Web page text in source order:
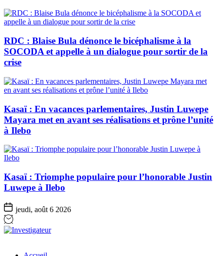
RDC : Blaise Bula dénonce le bicéphalisme à la
SOCODA et appelle à un dialogue pour sortir de la
crise
Kasaï : En vacances parlementaires, Justin Luwepe
Mayara met en avant ses réalisations et prône l’unité
à Ilebo
Kasaï : Triomphe populaire pour l’honorable Justin
Luwepe à Ilebo
jeudi, août 6 2026